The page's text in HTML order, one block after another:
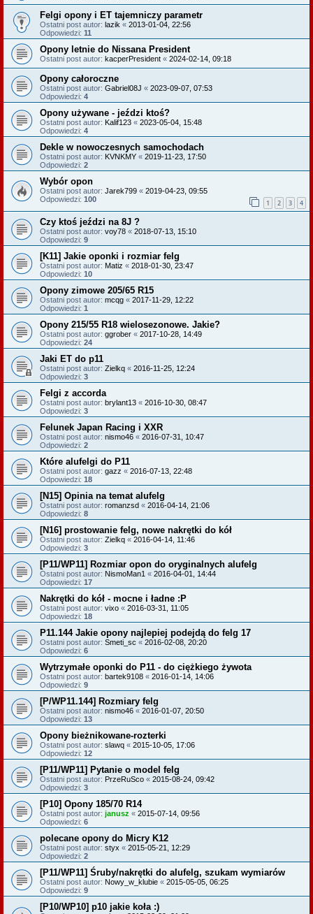
Felgi opony i ET tajemniczy parametr
Ostatni post autor: lazik « 2013-01-04, 22:56
Odpowiedzi: 11
Opony letnie do Nissana President
Ostatni post autor: kacperPresident « 2024-02-14, 09:18
Opony całoroczne
Ostatni post autor: Gabriel08J « 2023-09-07, 07:53
Odpowiedzi: 4
Opony używane - jeździ ktoś?
Ostatni post autor: Kalif123 « 2023-05-04, 15:48
Odpowiedzi: 4
Dekle w nowoczesnych samochodach
Ostatni post autor: KVNKMY « 2019-11-23, 17:50
Odpowiedzi: 2
Wybór opon
Ostatni post autor: Jarek799 « 2019-04-23, 09:55
Odpowiedzi: 100 1 2 3 4
Czy ktoś jeździ na 8J ?
Ostatni post autor: voy78 « 2018-07-13, 15:10
Odpowiedzi: 9
[K11] Jakie oponki i rozmiar felg
Ostatni post autor: Matiz « 2018-01-30, 23:47
Odpowiedzi: 10
Opony zimowe 205/65 R15
Ostatni post autor: mcqg « 2017-11-29, 12:22
Odpowiedzi: 1
Opony 215/55 R18 wielosezonowe. Jakie?
Ostatni post autor: ggrober « 2017-10-28, 14:49
Odpowiedzi: 24
Jaki ET do p11
Ostatni post autor: Zielkq « 2016-11-25, 12:24
Odpowiedzi: 3
Felgi z accorda
Ostatni post autor: brylant13 « 2016-10-30, 08:47
Odpowiedzi: 3
Felunek Japan Racing i XXR
Ostatni post autor: nismo46 « 2016-07-31, 10:47
Odpowiedzi: 2
Które alufelgi do P11
Ostatni post autor: gazz « 2016-07-13, 22:48
Odpowiedzi: 18
[N15] Opinia na temat alufelg
Ostatni post autor: romanzsd « 2016-04-14, 21:06
Odpowiedzi: 8
[N16] prostowanie felg, nowe nakrętki do kół
Ostatni post autor: Zielkq « 2016-04-14, 11:46
Odpowiedzi: 3
[P11/WP11] Rozmiar opon do oryginalnych alufelg
Ostatni post autor: NismoMan1 « 2016-04-01, 14:44
Odpowiedzi: 17
Nakrętki do kół - mocne i ładne :P
Ostatni post autor: vixo « 2016-03-31, 11:05
Odpowiedzi: 18
P11.144 Jakie opony najlepiej podejdą do felg 17
Ostatni post autor: Smeti_sc « 2016-02-08, 20:20
Odpowiedzi: 6
Wytrzymałe oponki do P11 - do ciężkiego żywota
Ostatni post autor: bartek9108 « 2016-01-14, 14:06
Odpowiedzi: 9
[P/WP11.144] Rozmiary felg
Ostatni post autor: nismo46 « 2016-01-07, 20:50
Odpowiedzi: 13
Opony bieżnikowane-rozterki
Ostatni post autor: slawq « 2015-10-05, 17:06
Odpowiedzi: 12
[P11/WP11] Pytanie o model felg
Ostatni post autor: PrzeRuSco « 2015-08-24, 09:42
Odpowiedzi: 3
[P10] Opony 185/70 R14
Ostatni post autor: janusz « 2015-07-14, 09:56
Odpowiedzi: 6
polecane opony do Micry K12
Ostatni post autor: styx « 2015-05-21, 12:29
Odpowiedzi: 2
[P11/WP11] Śruby/nakrętki do alufelg, szukam wymiarów
Ostatni post autor: Nowy_w_klubie « 2015-05-05, 06:25
Odpowiedzi: 9
[P10/WP10] p10 jakie koła :)